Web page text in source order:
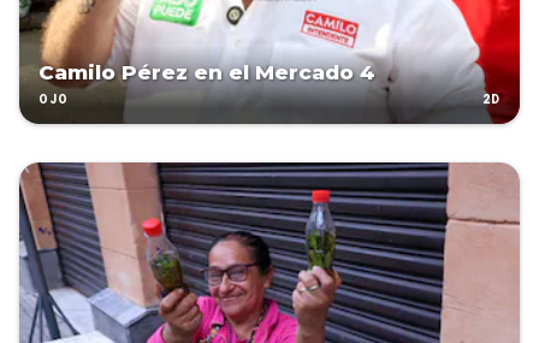
Camilo Pérez en el Mercado 4
OJO 2D